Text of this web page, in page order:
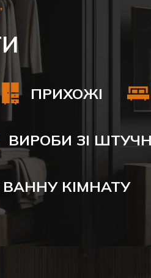
ПРИХОЖІ
ВИРОБИ ЗІ
ВАННУ КІМНАТУ